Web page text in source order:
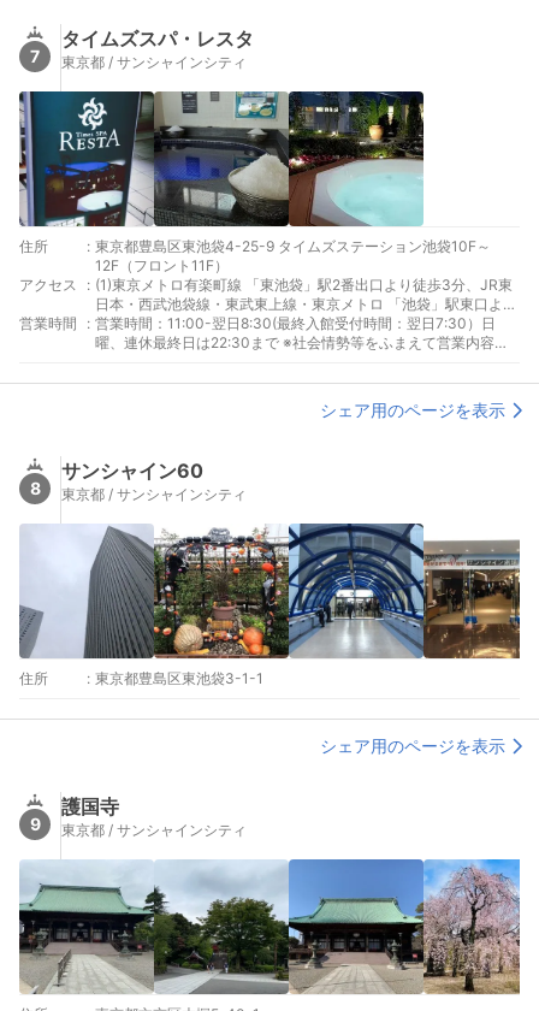
7
タイムズスパ・レスタ
東京都 / サンシャインシティ
住所 : 東京都豊島区東池袋4-25-9 タイムズステーション池袋10F～
12F（フロント11F）
アクセス
: (1)東京メトロ有楽町線 「東池袋」駅2番出口より徒歩3分、JR東
日本・西武池袋線・東武東上線・東京メトロ 「池袋」駅東口より
徒歩8分
営業時間 : 営業時間：11:00-翌日8:30(最終入館受付時間：翌日7:30）日
曜、連休最終日は22:30まで ※社会情勢等をふまえて営業内容を
ください。
シェア用のページを表示
8
サンシャイン60
東京都 / サンシャインシティ
住所 : 東京都豊島区東池袋3-1-1
シェア用のページを表示
9
護国寺
東京都 / サンシャインシティ